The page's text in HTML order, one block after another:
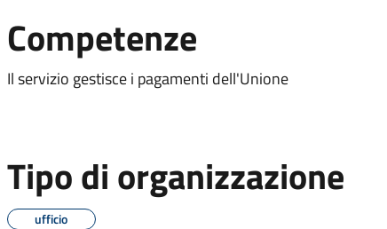
Competenze
Il servizio gestisce i pagamenti dell'Unione
Tipo di organizzazione
ufficio